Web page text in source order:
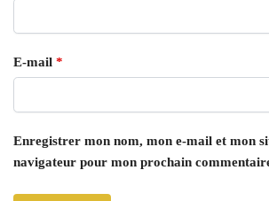
E-mail *
Enregistrer mon nom, mon e-mail et mon
navigateur pour mon prochain